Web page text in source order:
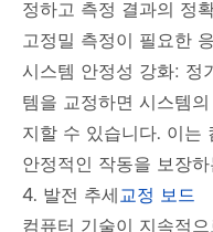
정하고 측정 결과의 정
고정밀 측정이 필요한
시스템 안정성 강화: 정
템을 교정하면 시스템
지할 수 있습니다. 이는
안정적인 작동을 보장
4. 발전 추세교정 보드